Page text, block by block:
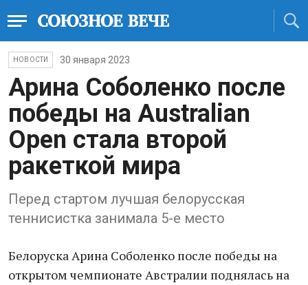
НОВОСТИ 30 января 2023
Арина Соболенко после
победы на Australian
Open стала второй
ракеткой мира
Перед стартом лучшая белорусская
теннисистка занимала 5-е место
Белоруска Арина Соболенко после победы на
открытом чемпионате Австралии поднялась на